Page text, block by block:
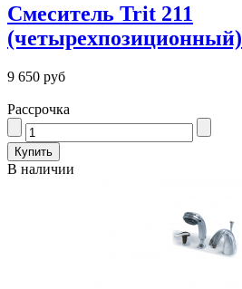
Смеситель Trit 211
(четырехпозиционный)
9 650 руб
Рассрочка
В наличии